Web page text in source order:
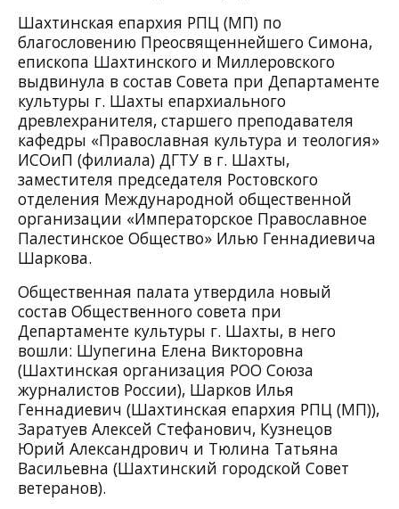
Шахтинская епархия РПЦ (МП) по
благословению Преосвященнейшего Симона,
епископа Шахтинского и Миллеровского
выдвинула в состав Совета при Департаменте
культуры г. Шахты епархиального
древлехранителя, старшего преподавателя
кафедры «Православная культура и теология»
ИСОиП (филиала) ДГТУ в г. Шахты,
заместителя председателя Ростовского
отделения Международной общественной
организации «Императорское Православное
Палестинское Общество» Илью Геннадиевича
Шаркова.
Общественная палата утвердила новый
состав Общественного совета при
Департаменте культуры г. Шахты, в него
вошли: Шупегина Елена Викторовна
(Шахтинская организация РОО Союза
журналистов России), Шарков Илья
Геннадиевич (Шахтинская епархия РПЦ (МП)),
Заратуев Алексей Стефанович, Кузнецов
Юрий Александрович и Тюлина Татьяна
Васильевна (Шахтинский городской Совет
ветеранов).